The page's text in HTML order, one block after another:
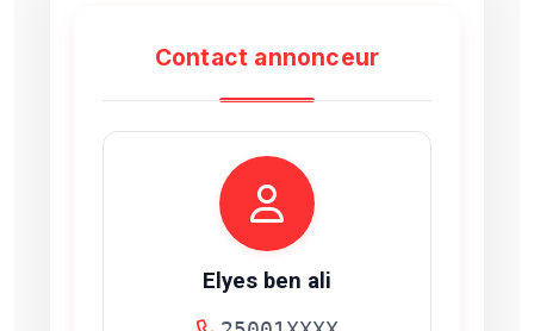
Contact annonceur
Elyes ben ali